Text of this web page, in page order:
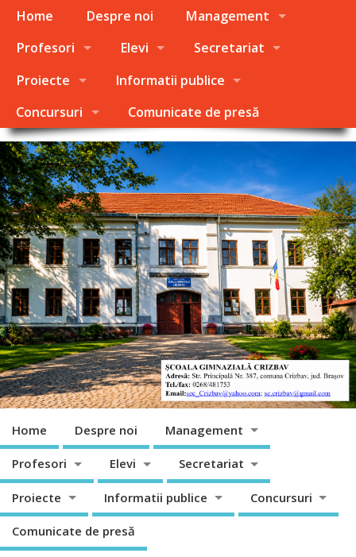
Home Despre noi
Management
Profesori
Elevi
Secretariat
Proiecte
Informatii publice
Concursuri
Comunicate de presă
Home Despre noi Management
Profesori Elevi Secretariat
Proiecte Informatii publice Concursuri
Comunicate de presă